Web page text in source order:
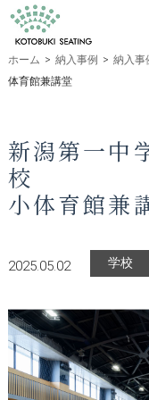
ホーム > 納入事例 > 納入事
体育館兼講堂
新潟第一中
校
小体育館兼
2025.05.02 学校